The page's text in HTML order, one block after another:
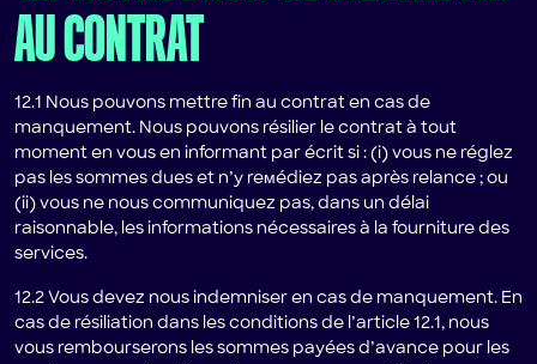
AU CONTRAT
12.1 Nous pouvons mettre fin au contrat en cas de
manquement. Nous pouvons résilier le contrat à tout
moment en vous en informant par écrit si : (i) vous ne réglez
pas les sommes dues et n’y reмédiez pas après relance ; ou
(ii) vous ne nous communiquez pas, dans un délai
raisonnable, les informations nécessaires à la fourniture des
services.
12.2 Vous devez nous indemniser en cas de manquement. En
cas de résiliation dans les conditions de l’article 12.1, nous
vous rembourserons les sommes payées d’avance pour les